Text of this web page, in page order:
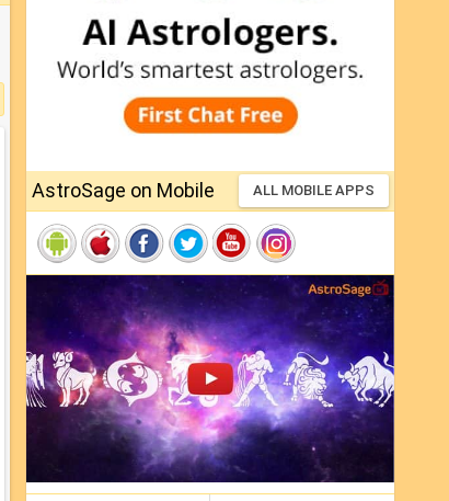
AstroSage on Mobile ALL MOBILE APPS